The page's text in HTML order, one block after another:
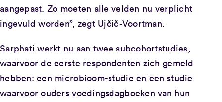
aangepast. Zo moeten alle velden nu verplicht
ingevuld worden”, zegt Ujčič-Voortman.
Sarphati werkt nu aan twee subcohortstudies,
waarvoor de eerste respondenten zich gemeld
hebben: een microbioom-studie en een studie
waarvoor ouders voedingsdagboeken van hun